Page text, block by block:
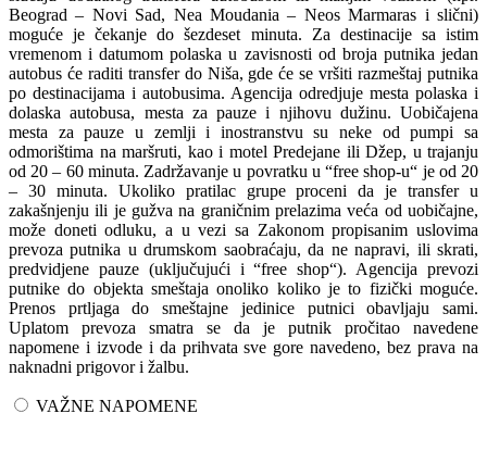
Beograd – Novi Sad, Nea Moudania – Neos Marmaras i slični)
moguće je čekanje do šezdeset minuta. Za destinacije sa istim
vremenom i datumom polaska u zavisnosti od broja putnika jedan
autobus će raditi transfer do Niša, gde će se vršiti razmeštaj putnika
po destinacijama i autobusima. Agencija odredjuje mesta polaska i
dolaska autobusa, mesta za pauze i njihovu dužinu. Uobičajena
mesta za pauze u zemlji i inostranstvu su neke od pumpi sa
odmorištima na maršruti, kao i motel Predejane ili Džep, u trajanju
od 20 – 60 minuta. Zadržavanje u povratku u “free shop-u“ je od 20
– 30 minuta. Ukoliko pratilac grupe proceni da je transfer u
zakašnjenju ili je gužva na graničnim prelazima veća od uobičajne,
može doneti odluku, a u vezi sa Zakonom propisanim uslovima
prevoza putnika u drumskom saobraćaju, da ne napravi, ili skrati,
predvidjene pauze (uključujući i “free shop“). Agencija prevozi
putnike do objekta smeštaja onoliko koliko je to fizički moguće.
Prenos prtljaga do smeštajne jedinice putnici obavljaju sami.
Uplatom prevoza smatra se da je putnik pročitao navedene
napomene i izvode i da prihvata sve gore navedeno, bez prava na
naknadni prigovor i žalbu.
VAŽNE NAPOMENE